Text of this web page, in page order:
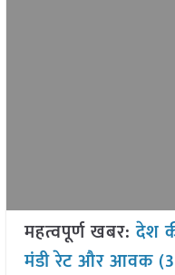
महत्वपूर्ण खबर:देश
मंडी रेट और आवक